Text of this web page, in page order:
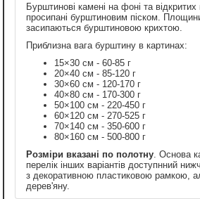
Бурштинові камені на фоні та відкритих
просипані бурштиновим піском.
засипаються бурштиновою крихтою.
Приблизна вага бурштину в картинах:
15×30 см - 60-85 г
20×40 см - 85-120 г
30×60 см - 120-170 г
40×80 см - 170-300 г
50×100 см - 220-450 г
60×120 см - 270-525 г
70×140 см - 350-600 г
80×160 см - 500-800 г
Розміри вказані по полотну . Основа
перелік інших варіантів доступнний
з декоративною пластиковою рамкою,
дерев'яну.